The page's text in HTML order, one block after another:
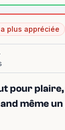
plus appréciée
pour
même